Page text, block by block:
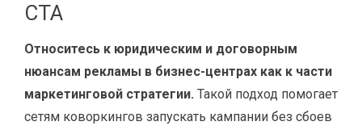
CTA
Относитесь к юридическим и договорным
нюансам рекламы в бизнес-центрах как к части
маркетинговой стратегии. Такой подход помогает
сетям коворкингов запускать кампании без сбоев